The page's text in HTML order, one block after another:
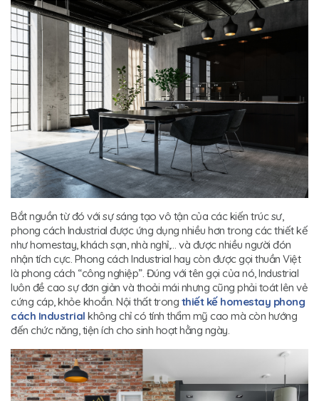
Bắt nguồn từ đó với sự sáng tạo vô tận của các kiến trúc sư,
phong cách Industrial được ứng dụng nhiều hơn trong các thiết kế
như homestay, khách sạn, nhà nghỉ,… và được nhiều người đón
nhận tích cực. Phong cách Industrial hay còn được gọi thuần Việt
là phong cách “công nghiệp”. Đúng với tên gọi của nó, Industrial
luôn đề cao sự đơn giản và thoải mái nhưng cũng phải toát lên vẻ
cứng cáp, khỏe khoắn. Nội thất trong thiết kế homestay phong
cách Industrial không chỉ có tính thẩm mỹ cao mà còn hướng
đến chức năng, tiện ích cho sinh hoạt hằng ngày.